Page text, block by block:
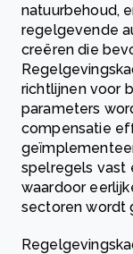
natuurbehoud,
regelgevende
creëren die
richtlijnen voor
parameters
compensatie
spelregels vast
waardoor
sectoren wordt